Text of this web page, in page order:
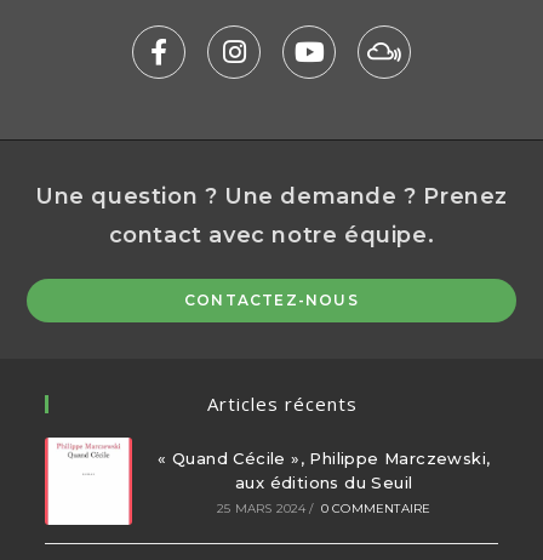
Une question ? Une demande ? Prenez
contact avec notre équipe.
CONTACTEZ-NOUS
Articles récents
« Quand Cécile », Philippe Marczewski,
aux éditions du Seuil
25 MARS 2024 / 0 COMMENTAIRE